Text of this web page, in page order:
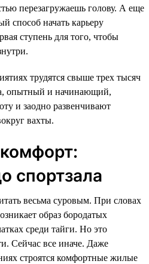
перезагружаешь голову. А еще
способ начать карьеру
ступень для того, чтобы
трудятся свыше трех тысяч
опытный и начинающий,
и заодно развенчивают
вахты.
спортзала
весьма суровым. При словах
образ бородатых
среди тайги. Но это
Сейчас все иначе. Даже
строятся комфортные жилые